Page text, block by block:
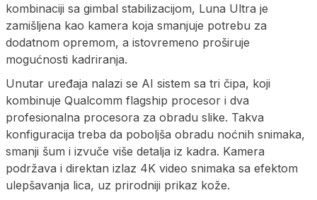
kombinaciji sa gimbal stabilizacijom, Luna Ultra je
zamišljena kao kamera koja smanjuje potrebu za
dodatnom opremom, a istovremeno proširuje
mogućnosti kadriranja.
Unutar uređaja nalazi se AI sistem sa tri čipa, koji
kombinuje Qualcomm flagship procesor i dva
profesionalna procesora za obradu slike. Takva
konfiguracija treba da poboljša obradu noćnih snimaka,
smanji šum i izvuče više detalja iz kadra. Kamera
podržava i direktan izlaz 4K video snimaka sa efektom
ulepšavanja lica, uz prirodniji prikaz kože.